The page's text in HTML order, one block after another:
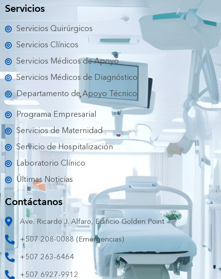
e
o
k
t
e
b
t
a
m
t
o
Servicios
Servicios Quirúrgicos
Servicios Clínicos
Servicios Médicos de Apoyo
Servicios Médicos de Diagnóstico
Departamento de Apoyo Técnico
Programa Empresarial
Servicios de Maternidad
Servicio de Hospitalización
Laboratorio Clínico
Últimas Noticias
Contáctanos
Ave. Ricardo J. Alfaro, Edificio Golden Point
+507 208-0088 (Emergencias)
+507 263-6464
+507 6927-9912